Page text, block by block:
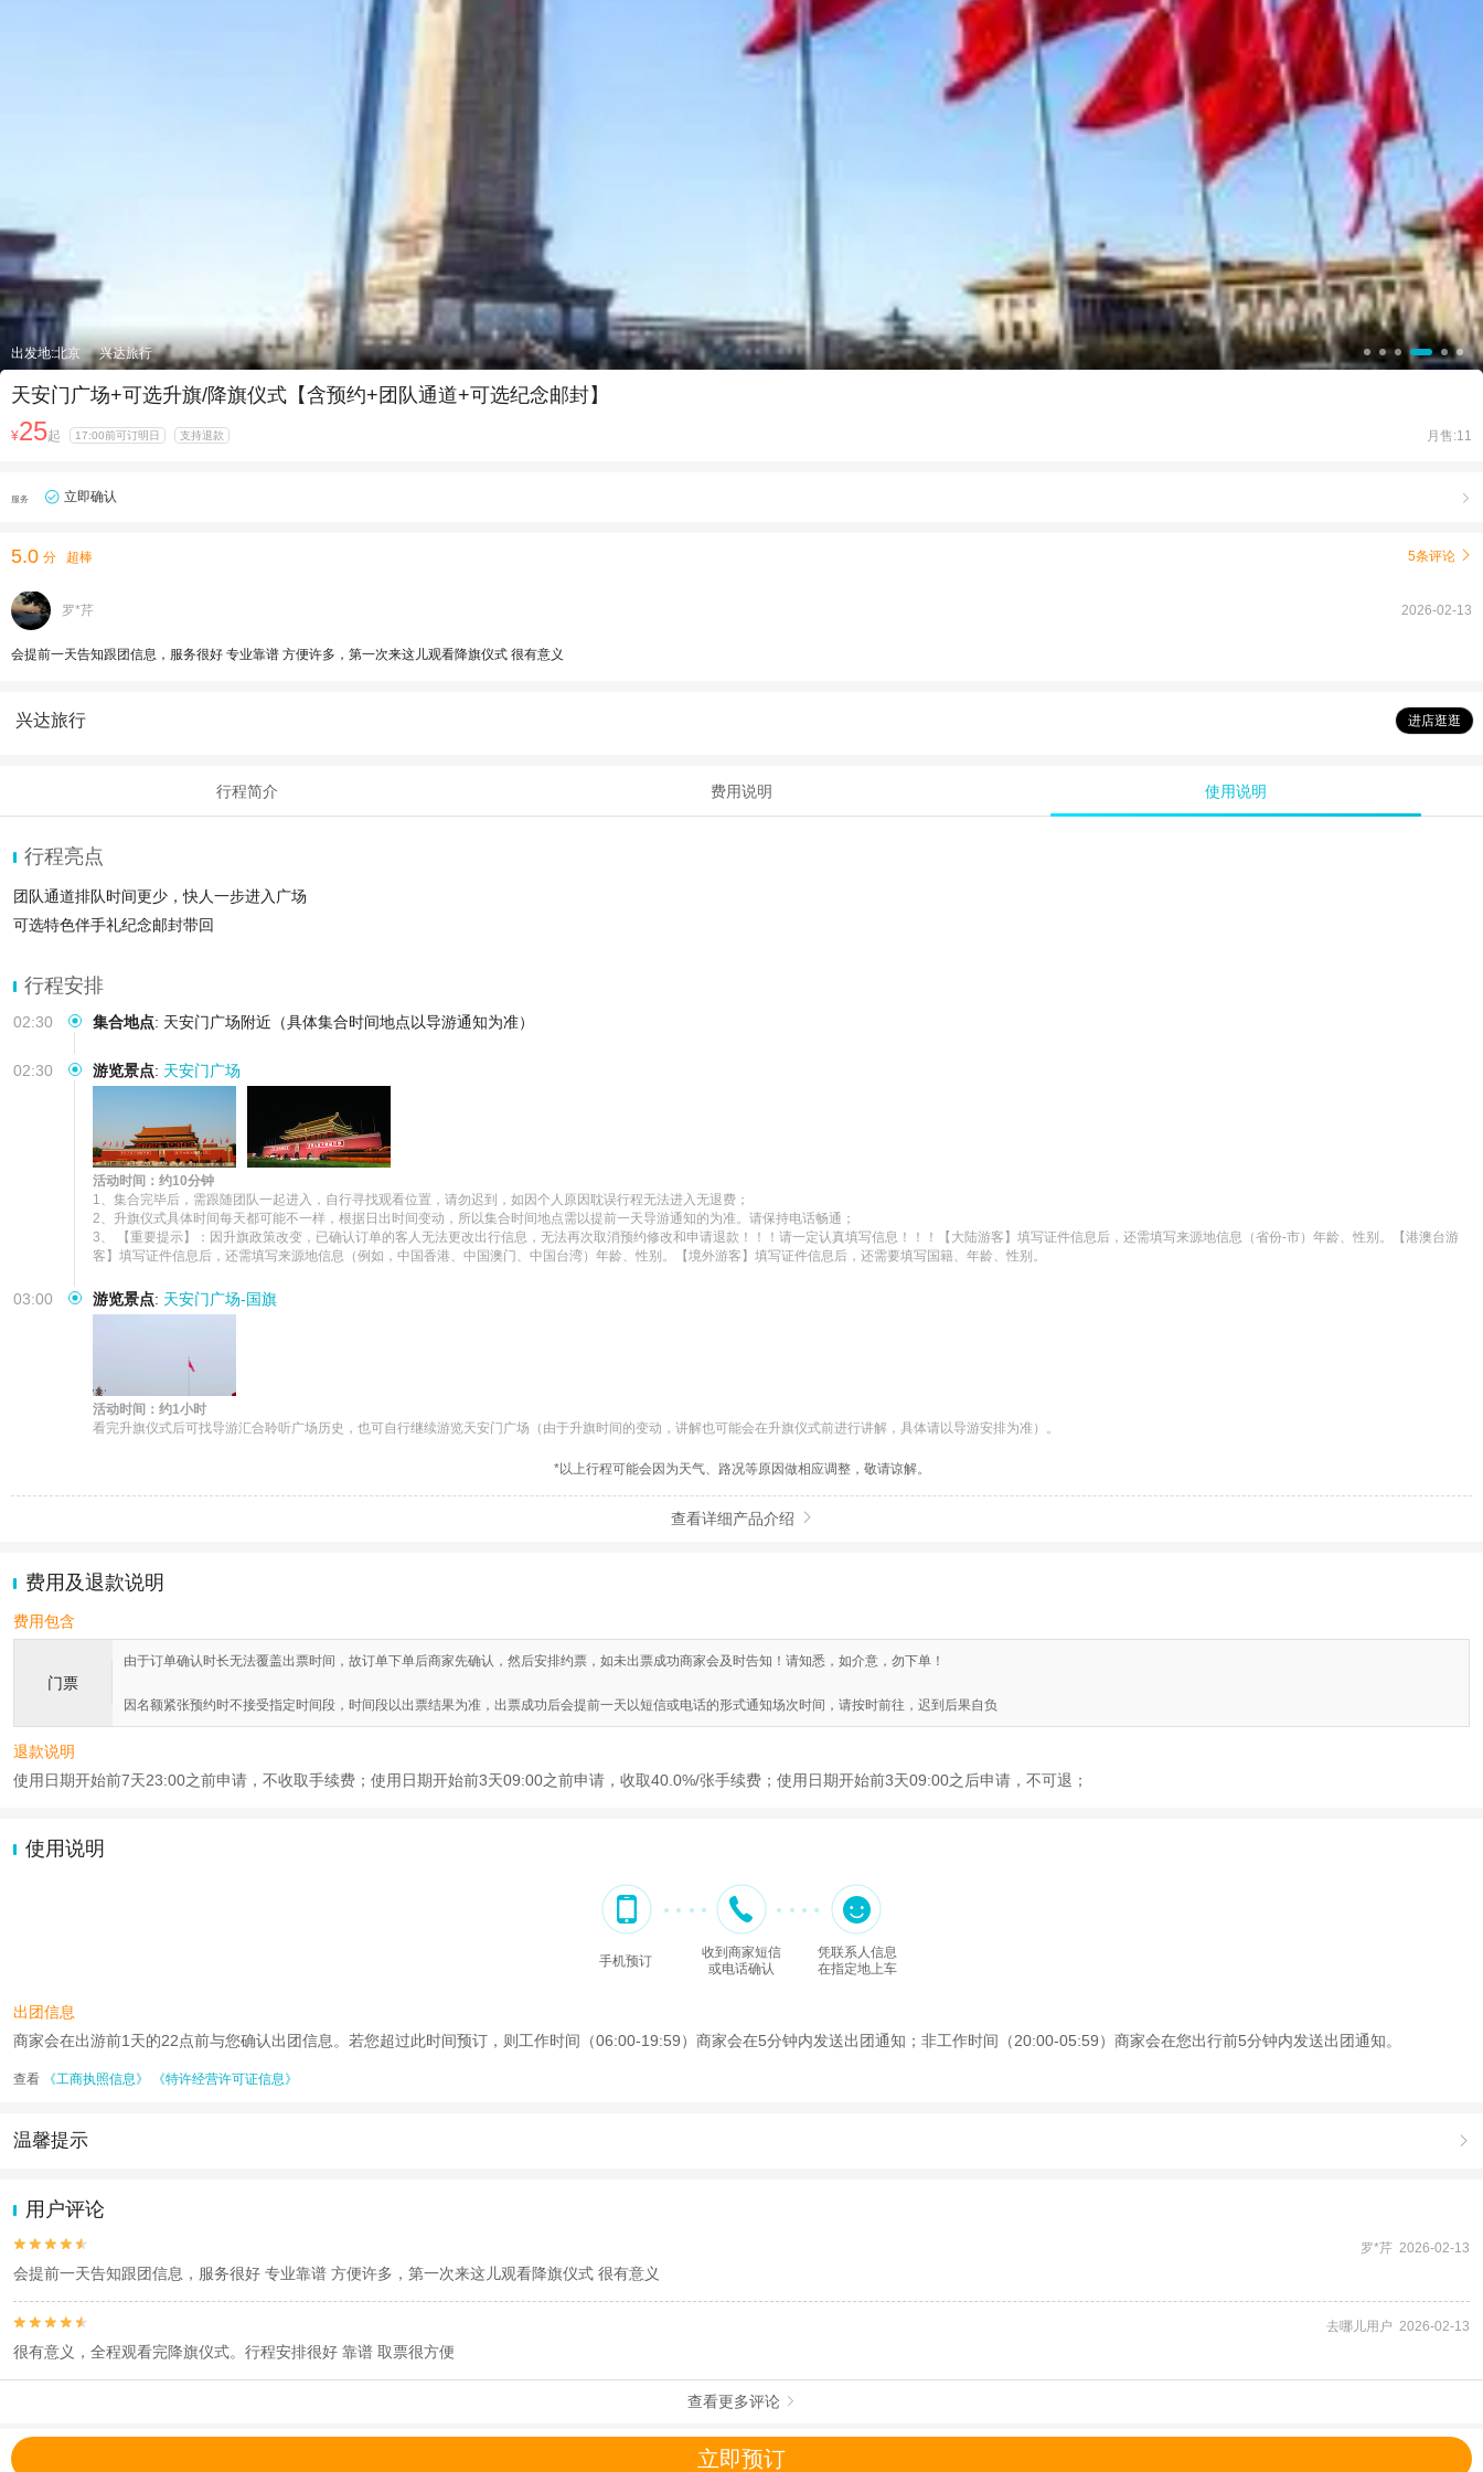
出发地:北京 兴达旅行
天安门广场+可选升旗/降旗仪式【含预约+团队通道+可选纪念邮封】
¥25起 17:00前可订明日 支持退款 月售:11
服务 立即确认 
5.0 分 超棒 5条评论 
罗*芹 2026-02-13
会提前一天告知跟团信息，服务很好 专业靠谱 方便许多，第一次来这儿观看降旗仪式 很有意义
兴达旅行 进店逛逛
行程简介 费用说明 使用说明
行程亮点
团队通道排队时间更少，快人一步进入广场
可选特色伴手礼纪念邮封带回
行程安排
02:30 集合地点: 天安门广场附近（具体集合时间地点以导游通知为准）
02:30 游览景点: 天安门广场
活动时间：约10分钟
1、集合完毕后，需跟随团队一起进入，自行寻找观看位置，请勿迟到，如因个人原因耽误行程无法进入无退费；
2、升旗仪式具体时间每天都可能不一样，根据日出时间变动，所以集合时间地点需以提前一天导游通知的为准。请保持电话畅通；
3、 【重要提示】：因升旗政策改变，已确认订单的客人无法更改出行信息，无法再次取消预约修改和申请退款！！！请一定认真填写信息！！！【大陆游客】填写证件信息后，还需填写来源地信息（省份-市）年龄、性别。【港澳台游
客】填写证件信息后，还需填写来源地信息（例如，中国香港、中国澳门、中国台湾）年龄、性别。【境外游客】填写证件信息后，还需要填写国籍、年龄、性别。
03:00 游览景点: 天安门广场-国旗
活动时间：约1小时
看完升旗仪式后可找导游汇合聆听广场历史，也可自行继续游览天安门广场（由于升旗时间的变动，讲解也可能会在升旗仪式前进行讲解，具体请以导游安排为准）。
*以上行程可能会因为天气、路况等原因做相应调整，敬请谅解。
查看详细产品介绍 
费用及退款说明
费用包含
门票
由于订单确认时长无法覆盖出票时间，故订单下单后商家先确认，然后安排约票，如未出票成功商家会及时告知！请知悉，如介意，勿下单！
因名额紧张预约时不接受指定时间段，时间段以出票结果为准，出票成功后会提前一天以短信或电话的形式通知场次时间，请按时前往，迟到后果自负
退款说明
使用日期开始前7天23:00之前申请，不收取手续费；使用日期开始前3天09:00之前申请，收取40.0%/张手续费；使用日期开始前3天09:00之后申请，不可退；
使用说明
手机预订
收到商家短信
或电话确认
凭联系人信息
在指定地上车
出团信息
商家会在出游前1天的22点前与您确认出团信息。若您超过此时间预订，则工作时间（06:00-19:59）商家会在5分钟内发送出团通知；非工作时间（20:00-05:59）商家会在您出行前5分钟内发送出团通知。
查看 《工商执照信息》 《特许经营许可证信息》
温馨提示 
2.为普及旅游安全知识及旅游文明公约，使您的旅程顺利圆满完成，特制定
用户评论

 罗*芹 2026-02-13
会提前一天告知跟团信息，服务很好 专业靠谱 方便许多，第一次来这儿观看降旗仪式 很有意义

 去哪儿用户 2026-02-13
很有意义，全程观看完降旗仪式。行程安排很好 靠谱 取票很方便
查看更多评论 
立即预订